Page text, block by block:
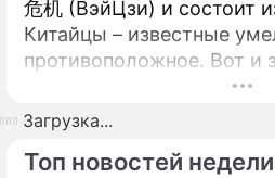
Топ новостей недели
危机 (ВэйЦзи) и состоит
Китайцы – известные
противоположное. Вот и
иероглиф "Вэй" означает
второй "Цзи" – "время
И хотя именно родом из
жутковатое выражение
Загрузка...